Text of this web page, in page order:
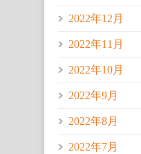
2022年12月
2022年11月
2022年10月
2022年9月
2022年8月
2022年7月